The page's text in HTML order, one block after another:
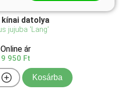
datolya
jujuba 'Lang'
Online ár
9 950 Ft
Kosárba